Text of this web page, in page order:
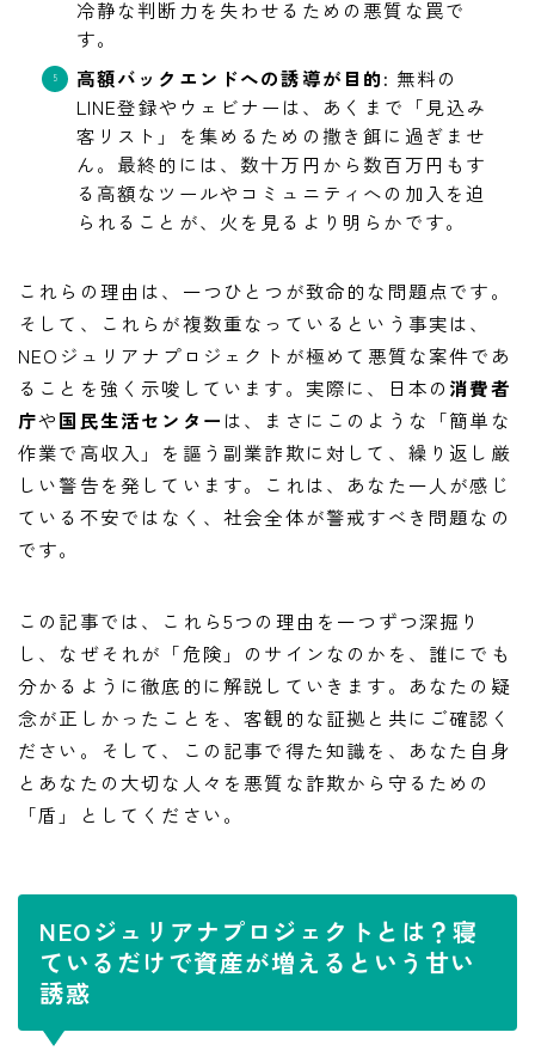
冷静な判断力を失わせるための悪質な罠で
す。
高額バックエンドへの誘導が目的: 無料の
LINE登録やウェビナーは、あくまで「見込み
客リスト」を集めるための撒き餌に過ぎませ
ん。最終的には、数十万円から数百万円もす
る高額なツールやコミュニティへの加入を迫
られることが、火を見るより明らかです。
これらの理由は、一つひとつが致命的な問題点です。
そして、これらが複数重なっているという事実は、
NEOジュリアナプロジェクトが極めて悪質な案件であ
ることを強く示唆しています。実際に、日本の 消費者
庁や国民生活センター は、まさにこのような「簡単な
作業で高収入」を謳う副業詐欺に対して、繰り返し厳
しい警告を発しています。これは、あなた一人が感じ
ている不安ではなく、社会全体が警戒すべき問題なの
です。
この記事では、これら5つの理由を一つずつ深掘り
し、なぜそれが「危険」のサインなのかを、誰にでも
分かるように徹底的に解説していきます。あなたの疑
念が正しかったことを、客観的な証拠と共にご確認く
ださい。そして、この記事で得た知識を、あなた自身
とあなたの大切な人々を悪質な詐欺から守るための
「盾」としてください。
NEOジュリアナプロジェクトとは？寝
ているだけで資産が増えるという甘い
誘惑